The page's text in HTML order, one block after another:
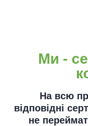
Ми -
На всю
відповідні
не